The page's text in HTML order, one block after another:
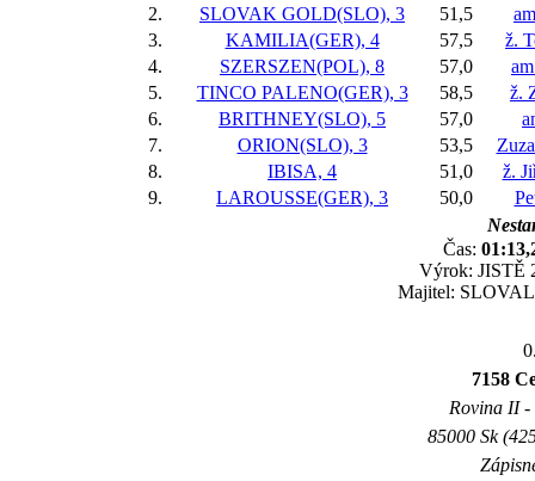
2.
SLOVAK GOLD(SLO), 3 51,5
3.
KAMILIA(GER), 4 57,5
ž.
4.
SZERSZEN(POL), 8 57,0
5.
TINCO PALENO(GER), 3 58,5
ž.
6.
BRITHNEY(SLO), 5 57,0
7.
ORION(SLO), 3 53,5
8.
IBISA, 4 51,0
ž.
9.
LAROUSSE(GER), 3 50,0
Čas:
Výrok: JISTĚ
Majitel:
7158
Rovina II -
85000 Sk